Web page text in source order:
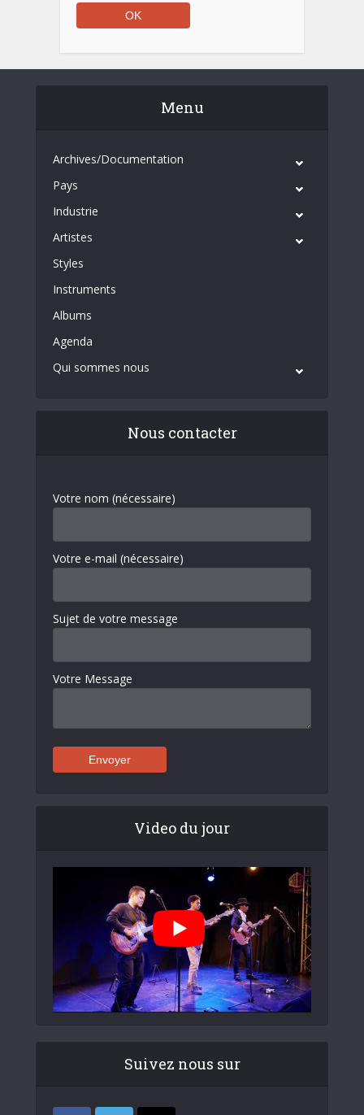
Menu
Archives/Documentation
Pays
Industrie
Artistes
Styles
Instruments
Albums
Agenda
Qui sommes nous
Nous contacter
Votre nom (nécessaire)
Votre e-mail (nécessaire)
Sujet de votre message
Votre Message
Video du jour
Suivez nous sur